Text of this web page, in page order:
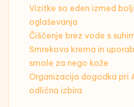
Vizitke so eden izmed
oglaševanja
Čiščenje brez vode s
Smrekova krema in
smole za nego kože
Organizacija dogodka pri
odlična izbira